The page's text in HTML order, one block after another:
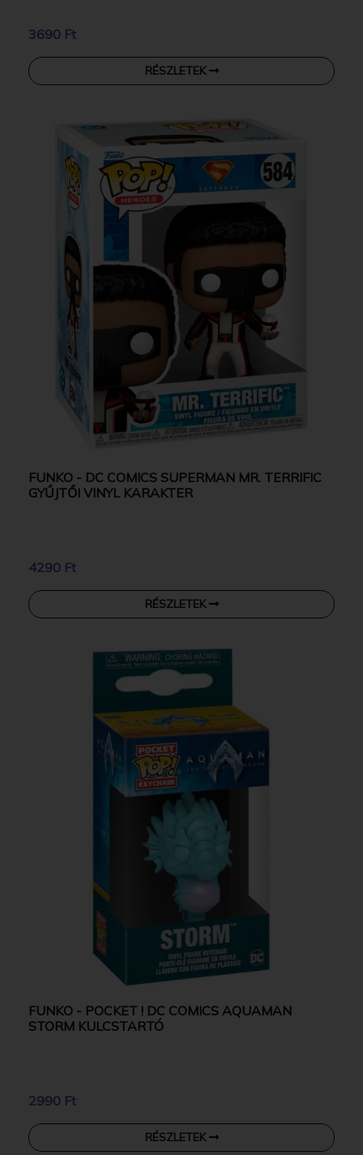
3690 Ft
RÉSZLETEK
FUNKO - DC COMICS SUPERMAN MR. TERRIFIC
GYŰJTŐI VINYL KARAKTER
4290 Ft
RÉSZLETEK
FUNKO - POCKET ! DC COMICS AQUAMAN
STORM KULCSTARTÓ
2990 Ft
RÉSZLETEK